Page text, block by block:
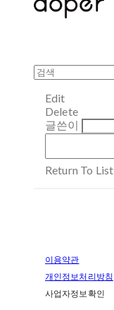
Edit
Delete
글쓴이
Return To List
이용약관
개인정보처리방침
사업자정보확인